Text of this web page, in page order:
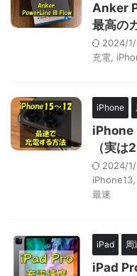
Anker
最高の
2024/
充電
iPhone
iPhone
（実は
2024/
iPhone13
最速
iPad 周
iPad